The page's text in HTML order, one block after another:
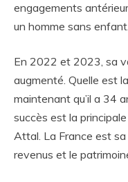
engagements
un homme sans enfant.
En 2022 et 2023, sa
augmenté. Quelle est
maintenant qu’il a 34
succès est la
Attal. La France est sa
revenus et le